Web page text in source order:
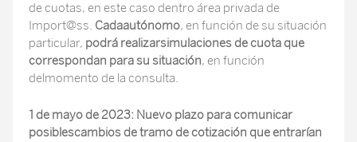
de cuotas, en este caso dentro área privada de
Import@ss. Cadaautónomo, en función de su situación
particular, podrá realizarsimulaciones de cuota que
correspondan para su situación, en función
delmomento de la consulta.
1 de mayo de 2023: Nuevo plazo para comunicar
posiblescambios de tramo de cotización que entrarían